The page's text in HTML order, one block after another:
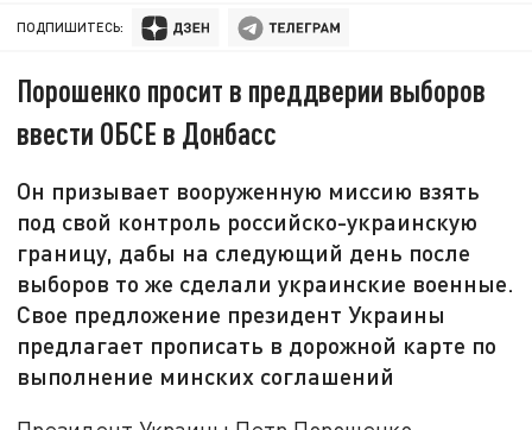
ПОДПИШИТЕСЬ:
Порошенко просит в преддверии выборов
ввести ОБСЕ в Донбасс
Он призывает вооруженную миссию взять
под свой контроль российско-украинскую
границу, дабы на следующий день после
выборов то же сделали украинские военные.
Свое предложение президент Украины
предлагает прописать в дорожной карте по
выполнение минских соглашений